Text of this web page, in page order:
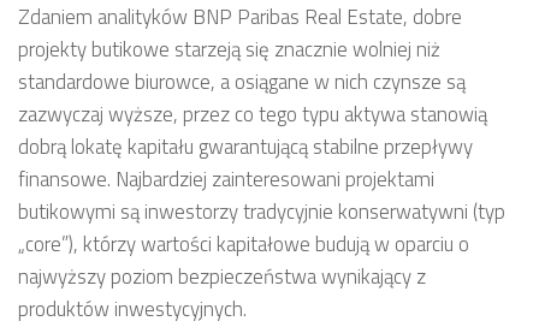
Zdaniem analityków BNP Paribas Real Estate, dobre
projekty butikowe starzeją się znacznie wolniej niż
standardowe biurowce, a osiągane w nich czynsze są
zazwyczaj wyższe, przez co tego typu aktywa stanowią
dobrą lokatę kapitału gwarantującą stabilne przepływy
finansowe. Najbardziej zainteresowani projektami
butikowymi są inwestorzy tradycyjnie konserwatywni (typ
„core”), którzy wartości kapitałowe budują w oparciu o
najwyższy poziom bezpieczeństwa wynikający z
produktów inwestycyjnych.